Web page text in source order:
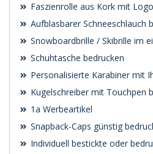
Faszienrolle aus Kork mit
Aufblasbarer Schneeschlauch
Snowboardbrille / Skibrille im
Schuhtasche bedrucken
Personalisierte Karabiner mit
Kugelschreiber mit Touchpen
1a Werbeartikel
Snapback-Caps günstig
Individuell bestickte oder